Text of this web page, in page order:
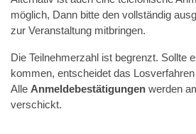
möglich, Dann bitte den vollständig
zur Veranstaltung mitbringen.
Die Teilnehmerzahl ist begrenzt. Sollte
kommen, entscheidet das
Alle Anmeldebestätigungen werden
verschickt.